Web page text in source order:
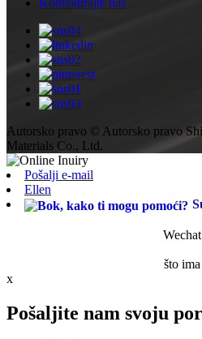
Kontaktirajte nas
Autorsko pravo © Autorsko pravo
Materials Co., Ltd.
Pošalji e-mail
Ellen
Wechat
što ima
x
Pošaljite nam svoju